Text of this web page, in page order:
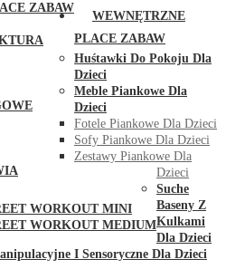
ZABAW
WORKOUT MINI
WORKOUT MEDIUM
WEWNĘTRZNE
PLACE ZABAW
Huśtawki Do Pokoju Dla
Dzieci
Meble Piankowe Dla
Dzieci
Fotele Piankowe Dla Dzieci
Sofy Piankowe Dla Dzieci
Zestawy Piankowe Dla
Dzieci
Suche
Baseny Z
Kulkami
Dla Dzieci
I Sensoryczne Dla Dzieci